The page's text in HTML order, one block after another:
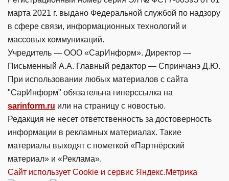
марта 2021 г. выдано Федеральной службой по надзору
в сфере связи, информационных технологий и
массовых коммуникаций.
Учредитель — ООО «СарИнформ». Директор —
Письменный А.А. Главный редактор — Спринчанэ Д.Ю.
При использовании любых материалов с сайта
"СарИнформ" обязательна гиперссылка на
sarinform.ru или на страницу с новостью.
Редакция не несет ответственность за достоверность
информации в рекламных материалах. Такие
материалы выходят с пометкой «Партнёрский
материал» и «Реклама».
Сайт использует Cookie и сервиc Яндекс.Метрика